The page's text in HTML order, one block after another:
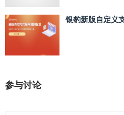
银豹新版自定义
参与讨论